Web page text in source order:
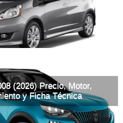
(2026) Precio, Motor,
y Ficha Técnica